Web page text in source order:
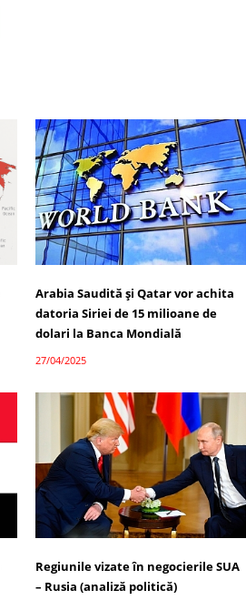
Arabia Saudită și Qatar vor achita
datoria Siriei de 15 milioane de
dolari la Banca Mondială
27/04/2025
Regiunile vizate în negocierile SUA
– Rusia (analiză politică)